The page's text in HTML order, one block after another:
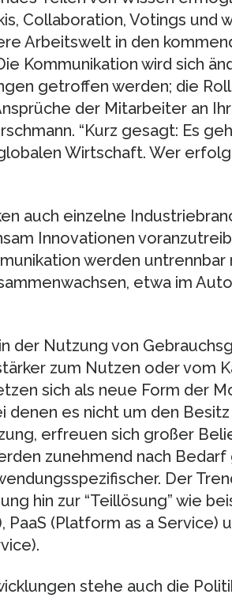
Collaboration, Votings und
Arbeitswelt in den
Kommunikation wird sich
getroffen werden; die
der Mitarbeiter an
“Kurz gesagt: Es
Wirtschaft. Wer
auch einzelne
Innovationen
werden untrennbar
etwa im
der Nutzung von
zum Nutzen oder vom
sich als neue Form der
denen es nicht um den
erfreuen sich großer
zunehmend nach Bedarf
Der
hin zur “Teillösung” wie
PaaS (Platform as a Service)
stehe auch die